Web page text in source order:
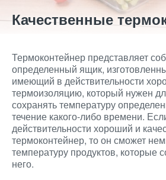
Качественные
Термоконтейнер представляет
определенный ящик,
имеющий в действительности
термоизоляцию, который нужен
сохранять температуру
течение какого-либо времени.
действительности хороший и
термоконтейнер, то он сможет
температуру продуктов, которые
него.